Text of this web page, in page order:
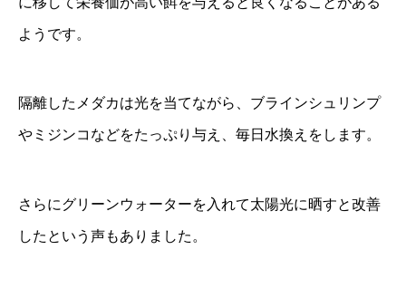
ようです。
隔離したメダカは光を当てながら、ブラインシュリンプ
やミジンコなどをたっぷり与え、毎日水換えをします。
さらにグリーンウォーターを入れて太陽光に晒すと改善
したという声もありました。